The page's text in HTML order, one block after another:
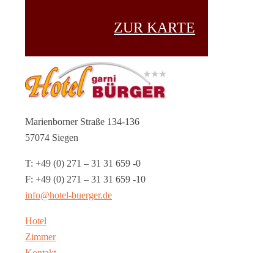
ZUR KARTE
Marienborner Straße 134-136
57074 Siegen
T: +49 (0) 271 – 31 31 659 -0
F: +49 (0) 271 – 31 31 659 -10
info@hotel-buerger.de
Hotel
Zimmer